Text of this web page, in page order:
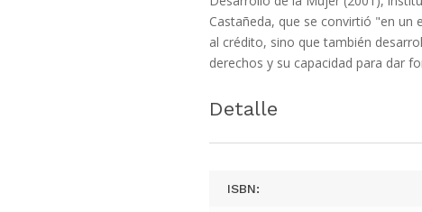
Castañeda, que se convirtió "en un
al crédito, sino que también
derechos y su capacidad para dar
Detalle
ISBN: